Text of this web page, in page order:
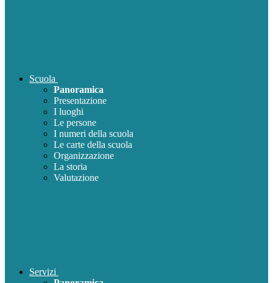
Scuola
Panoramica
Presentazione
I luoghi
Le persone
I numeri della scuola
Le carte della scuola
Organizzazione
La storia
Valutazione
Servizi